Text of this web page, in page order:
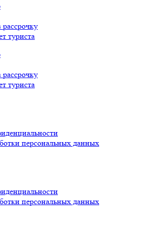
туриста
туриста
персональных данных
персональных данных